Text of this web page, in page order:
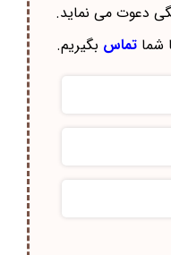
دعوت می نماید.
شماتماس بگیریم.